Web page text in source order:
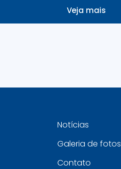
Veja mais
Notícias
Galeria de fotos
Contato